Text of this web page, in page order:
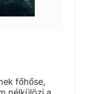
főhőse,